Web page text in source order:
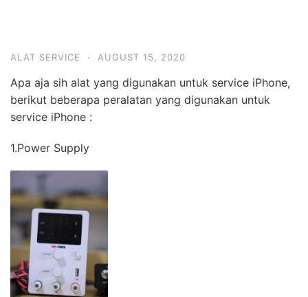
ALAT SERVICE · AUGUST 15, 2020
Apa aja sih alat yang digunakan untuk service iPhone,
berikut beberapa peralatan yang digunakan untuk
service iPhone :
1.Power Supply